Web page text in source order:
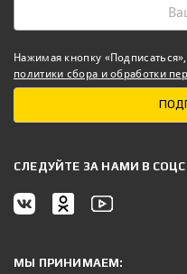
Нажимая кнопку
политики сбора и обработки
CЛЕДУЙТЕ ЗА НАМИ В
МЫ ПРИНИМАЕМ: